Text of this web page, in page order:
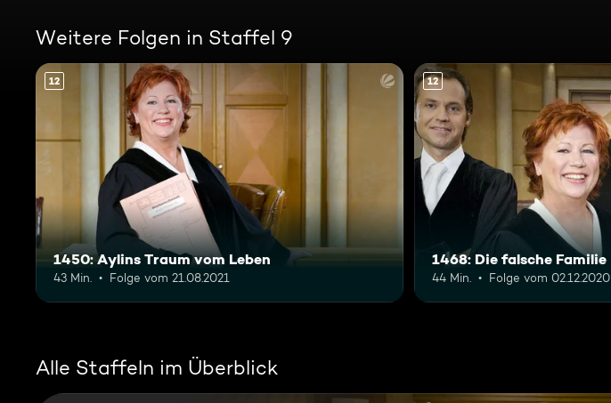
Weitere Folgen in Staffel 9
12
1450: Aylins Traum vom Leben
43 Min. Folge vom 21.08.2021
12
1468: Die falsche Familie
44 Min. Folge vom 02.12.2020
Alle Staffeln im Überblick